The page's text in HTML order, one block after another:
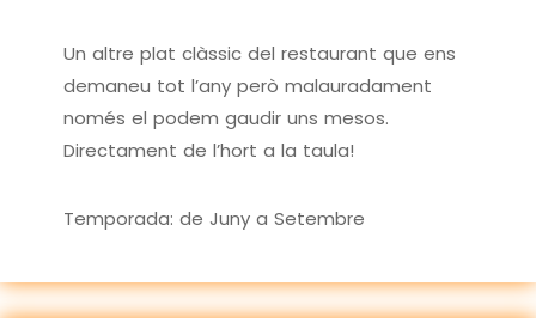
Un altre plat clàssic del restaurant que ens
demaneu tot l’any però malauradament
només el podem gaudir uns mesos.
Directament de l’hort a la taula!
Temporada: de Juny a Setembre